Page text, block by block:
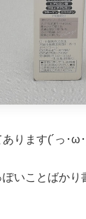
ります(´っ･ω
いことばかり